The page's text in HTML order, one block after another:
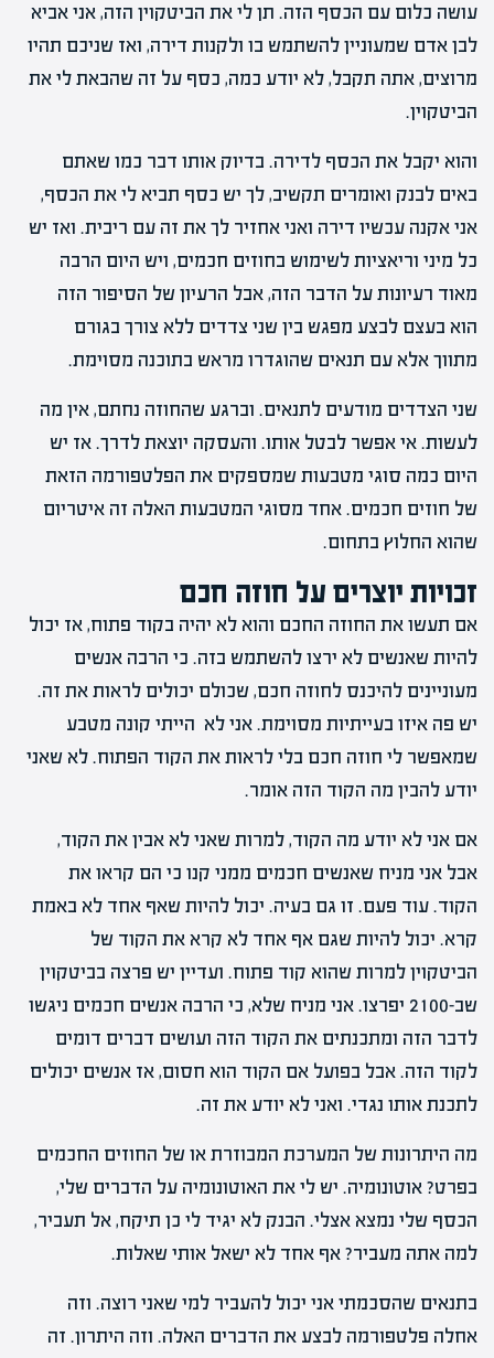
עושה כלום עם הכסף הזה. תן לי את הביטקוין הזה, אני אביא
לבן אדם שמעוניין להשתמש בו ולקנות דירה, ואז שניכם תהיו
מרוצים, אתה תקבל, לא יודע כמה, כסף על זה שהבאת לי את
הביטקוין.
והוא יקבל את הכסף לדירה. בדיוק אותו דבר כמו שאתם
באים לבנק ואומרים תקשיב, לך יש כסף תביא לי את הכסף,
אני אקנה עכשיו דירה ואני אחזיר לך את זה עם ריבית. ואז יש
כל מיני וריאציות לשימוש בחוזים חכמים, ויש היום הרבה
מאוד רעיונות על הדבר הזה, אבל הרעיון של הסיפור הזה
הוא בעצם לבצע מפגש בין שני צדדים ללא צורך בגורם
מתווך אלא עם תנאים שהוגדרו מראש בתוכנה מסוימת.
שני הצדדים מודעים לתנאים. וברגע שהחוזה נחתם, אין מה
לעשות. אי אפשר לבטל אותו. והעסקה יוצאת לדרך. אז יש
היום כמה סוגי מטבעות שמספקים את הפלטפורמה הזאת
של חוזים חכמים. אחד מסוגי המטבעות האלה זה איטריום
שהוא החלוץ בתחום.
זכויות יוצרים על חוזה חכם
אם תעשו את החוזה החכם והוא לא יהיה בקוד פתוח, אז יכול
להיות שאנשים לא ירצו להשתמש בזה. כי הרבה אנשים
מעוניינים להיכנס לחוזה חכם, שכולם יכולים לראות את זה.
יש פה איזו בעייתיות מסוימת. אני לא הייתי קונה מטבע
שמאפשר לי חוזה חכם בלי לראות את הקוד הפתוח. לא שאני
יודע להבין מה הקוד הזה אומר.
אם אני לא יודע מה הקוד, למרות שאני לא אבין את הקוד,
אבל אני מניח שאנשים חכמים ממני קנו כי הם קראו את
הקוד. עוד פעם. זו גם בעיה. יכול להיות שאף אחד לא באמת
קרא. יכול להיות שגם אף אחד לא קרא את הקוד של
הביטקוין למרות שהוא קוד פתוח. ועדיין יש פרצה בביטקוין
שב-2100 יפרצו. אני מניח שלא, כי הרבה אנשים חכמים ניגשו
לדבר הזה ומתכנתים את הקוד הזה ועושים דברים דומים
לקוד הזה. אבל בפועל אם הקוד הוא חסום, אז אנשים יכולים
לתכנת אותו נגדי. ואני לא יודע את זה.
מה היתרונות של המערכת המבוזרת או של החוזים החכמים
בפרט? אוטונומיה. יש לי את האוטונומיה על הדברים שלי,
הכסף שלי נמצא אצלי. הבנק לא יגיד לי כן תיקח, אל תעביר,
למה אתה מעביר? אף אחד לא ישאל אותי שאלות.
בתנאים שהסכמתי אני יכול להעביר למי שאני רוצה. וזה
אחלה פלטפורמה לבצע את הדברים האלה. וזה היתרון. זה